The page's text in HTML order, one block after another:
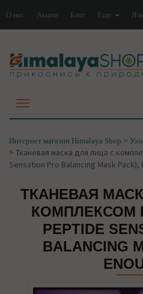
О нас Акции Блог Еще
Интернет магазин Himalaya Shop >
> Тканевая маска для лица с
Sensation Pro Balancing Mask Pack),
ТКАНЕВАЯ
КОМПЛЕКСОМ
PEPTIDE
BALANCING